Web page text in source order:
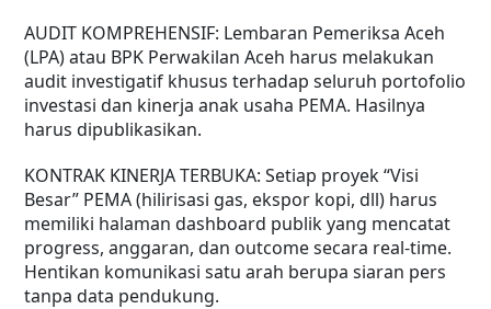
AUDIT KOMPREHENSIF: Lembaran Pemeriksa Aceh
(LPA) atau BPK Perwakilan Aceh harus melakukan
audit investigatif khusus terhadap seluruh portofolio
investasi dan kinerja anak usaha PEMA. Hasilnya
harus dipublikasikan.
KONTRAK KINERJA TERBUKA: Setiap proyek “Visi
Besar” PEMA (hilirisasi gas, ekspor kopi, dll) harus
memiliki halaman dashboard publik yang mencatat
progress, anggaran, dan outcome secara real-time.
Hentikan komunikasi satu arah berupa siaran pers
tanpa data pendukung.